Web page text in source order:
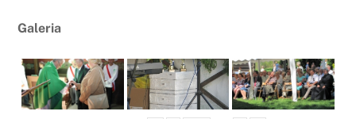
Galeria